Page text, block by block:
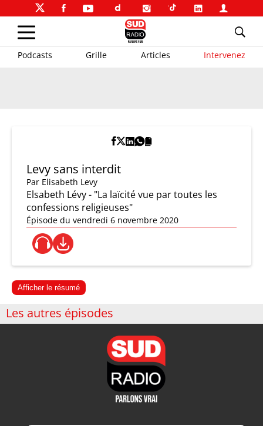
Podcasts Grille Articles Intervenez
Levy sans interdit
Par Elisabeth Levy
Elsabeth Lévy - "La laïcité vue par toutes les
confessions religieuses"
Épisode du vendredi 6 novembre 2020
Afficher le résumé
Les autres épisodes